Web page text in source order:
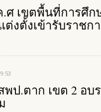
ศ เขตพื้นที่การศึก
ต่งตั้งเข้ารับราช
พป.ตาก เขต 2 อ